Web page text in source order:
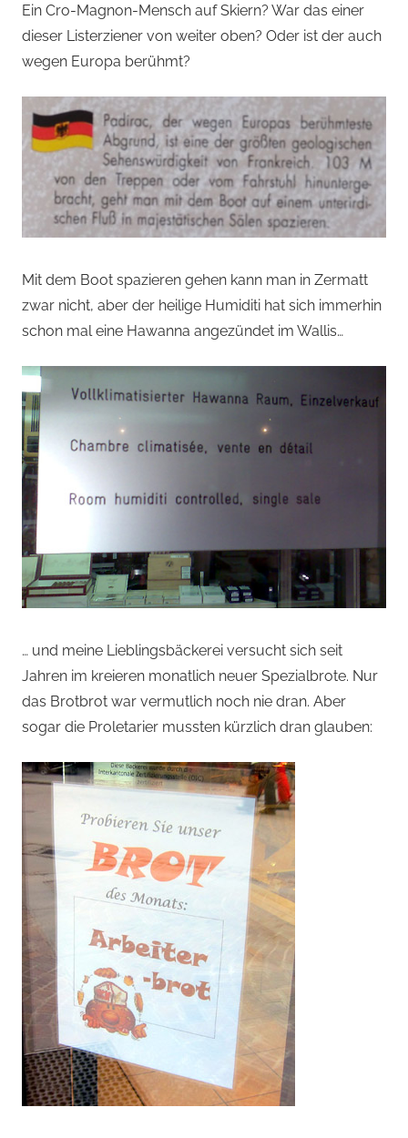
Ein Cro-Magnon-Mensch auf Skiern? War das einer
dieser Listerziener von weiter oben? Oder ist der auch
wegen Europa berühmt?
Mit dem Boot spazieren gehen kann man in Zermatt
zwar nicht, aber der heilige Humiditi hat sich immerhin
schon mal eine Hawanna angezündet im Wallis…
… und meine Lieblingsbäckerei versucht sich seit
Jahren im kreieren monatlich neuer Spezialbrote. Nur
das Brotbrot war vermutlich noch nie dran. Aber
sogar die Proletarier mussten kürzlich dran glauben: